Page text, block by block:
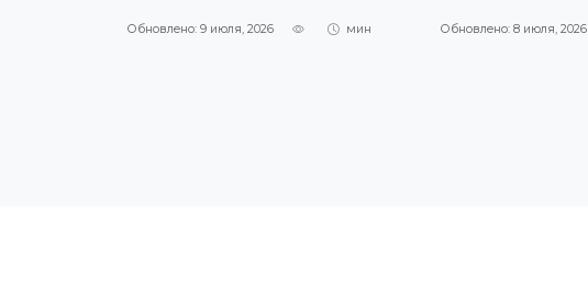
Обновлено: 9 июля, 2026 мин Обновлено: 8 июля, 2026